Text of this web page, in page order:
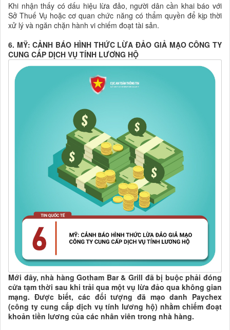
Khi nhận thấy có dấu hiệu lừa đảo, người dân cần khai báo với
Sở Thuế Vụ hoặc cơ quan chức năng có thẩm quyền để kịp thời
xử lý và ngăn chặn hành vi chiếm đoạt tài sản.
6. MỸ: CẢNH BÁO HÌNH THỨC LỪA ĐẢO GIẢ MẠO CÔNG TY
CUNG CẤP DỊCH VỤ TÍNH LƯƠNG HỘ
Mới đây, nhà hàng Gotham Bar & Grill đã bị buộc phải đóng
cửa tạm thời sau khi trải qua một vụ lừa đảo qua không gian
mạng. Được biết, các đối tượng đã mạo danh Paychex
(công ty cung cấp dịch vụ tính lương hộ) nhằm chiếm đoạt
khoản tiền lương của các nhân viên trong nhà hàng.